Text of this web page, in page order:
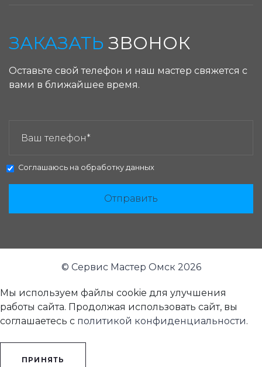
ЗАКАЗАТЬ ЗВОНОК
Оставьте свой телефон и наш мастер свяжется с
вами в ближайшее время.
Соглашаюсь на обработку данных
Отправить
© Сервис Мастер Омск 2026
Мы используем файлы cookie для улучшения
работы сайта. Продолжая использовать сайт, вы
соглашаетесь с политикой конфиденциальности.
ПРИНЯТЬ